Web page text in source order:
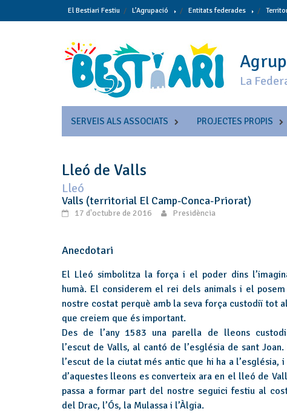
to
El Bestiari Festiu L’Agrupació Entitats federades
La
SERVEIS ALS ASSOCIATS PROJECTES PROPIS
Lleó de Valls
Lleó
Valls (territorial El Camp-Conca-Priorat)
17 d'octubre de 2016 Presidència
Anecdotari
El Lleó simbolitza la força i el poder dins
humà. El considerem el rei dels animals i el
nostre costat perquè amb la seva força custodiï tot
que creiem que és important.
Des de l’any 1583 una parella de lleons
l’escut de Valls, al cantó de l’església de sant Joan.
l’escut de la ciutat més antic que hi ha a l’església, i
d’aquestes lleons es converteix ara en el lleó de
passa a formar part del nostre seguici festiu al
del Drac, l’Ós, la Mulassa i l’Àlgia.